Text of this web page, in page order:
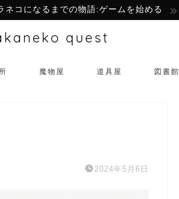
ネコになるまでの物語:ゲームを始める
quest
魔物屋 道具屋 図書館
2024年5月6日